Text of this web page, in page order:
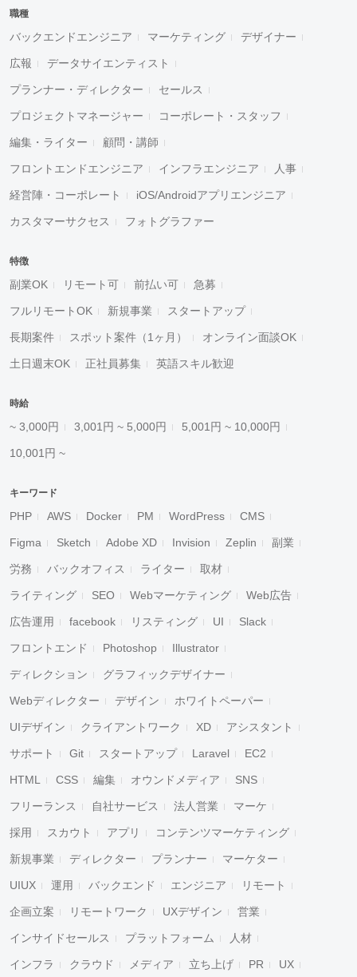
職種
バックエンドエンジニア マーケティング デザイナー
広報 データサイエンティスト
プランナー・ディレクター セールス
プロジェクトマネージャー コーポレート・スタッフ
編集・ライター 顧問・講師
フロントエンドエンジニア インフラエンジニア 人事
経営陣・コーポレート iOS/Androidアプリエンジニア
カスタマーサクセス フォトグラファー
特徴
副業OK リモート可 前払い可 急募
フルリモートOK 新規事業 スタートアップ
長期案件 スポット案件（1ヶ月） オンライン面談OK
土日週末OK 正社員募集 英語スキル歓迎
時給
~ 3,000円 3,001円 ~ 5,000円 5,001円 ~ 10,000円
10,001円 ~
キーワード
PHP AWS Docker PM WordPress CMS
Figma Sketch Adobe XD Invision Zeplin 副業
労務 バックオフィス ライター 取材
ライティング SEO Webマーケティング Web広告
広告運用 facebook リスティング UI Slack
フロントエンド Photoshop Illustrator
ディレクション グラフィックデザイナー
Webディレクター デザイン ホワイトペーパー
UIデザイン クライアントワーク XD アシスタント
サポート Git スタートアップ Laravel EC2
HTML CSS 編集 オウンドメディア SNS
フリーランス 自社サービス 法人営業 マーケ
採用 スカウト アプリ コンテンツマーケティング
新規事業 ディレクター プランナー マーケター
UIUX 運用 バックエンド エンジニア リモート
企画立案 リモートワーク UXデザイン 営業
インサイドセールス プラットフォーム 人材
インフラ クラウド メディア 立ち上げ PR UX